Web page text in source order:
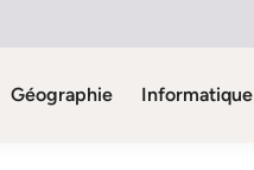
Géographie Informatique